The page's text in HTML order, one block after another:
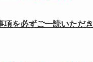
項を必ずご一読いただ